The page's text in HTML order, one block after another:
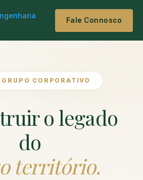
Fale Connosco
CORPORATIVO
o legado
do
território.